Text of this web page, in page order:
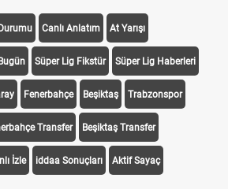
Canlı Anlatım At Yarışı
Süper Lig Fikstür Süper Lig Haberleri
Fenerbahçe Beşiktaş Trabzonspor
Transfer Beşiktaş Transfer
İzle iddaa Sonuçları Aktif Sayaç